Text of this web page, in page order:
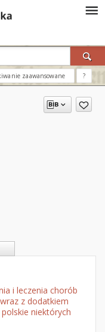
zaawansowane ?
i leczenia chorób
z dodatkiem
niektórych